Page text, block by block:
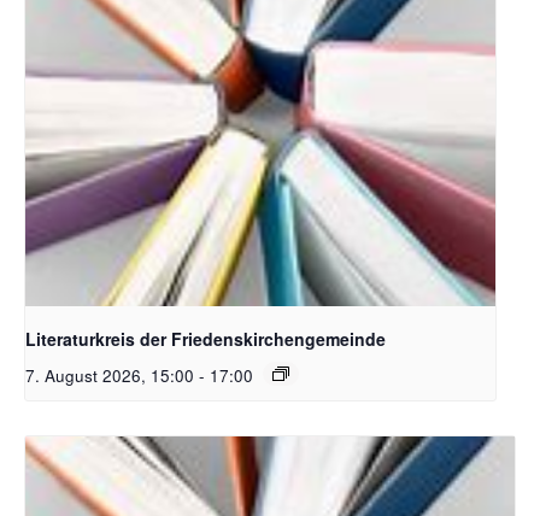
Bildquelle Pixabay
Literaturkreis der Friedenskirchengemeinde
7. August 2026, 15:00 - 17:00